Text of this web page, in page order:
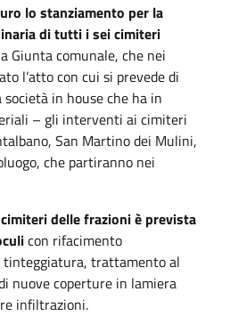
lo stanziamento per la
di tutti i sei cimiteri
Giunta comunale, che nei
l’atto con cui si prevede di
in house che ha in
– gli interventi ai cimiteri
San Martino dei Mulini,
che partiranno nei
delle frazioni è prevista
con rifacimento
tinteggiatura, trattamento al
nuove coperture in lamiera
infiltrazioni.